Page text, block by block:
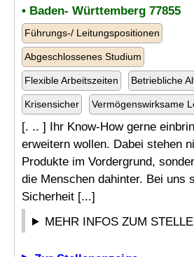
• Baden- Württemberg 77855
Führungs-/ Leitungspositionen
Abgeschlossenes Studium
Flexible Arbeitszeiten Betriebliche
Krisensicher Vermögenswirksame
[. .. ] Ihr Know-How gerne
erweitern wollen. Dabei stehen
Produkte im Vordergrund,
die Menschen dahinter. Bei uns
Sicherheit [...]
MEHR INFOS ZUM